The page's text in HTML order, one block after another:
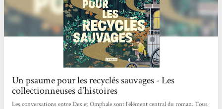
Un psaume pour les recyclés sauvages - Les
collectionneuses d'histoires
Les conversations entre Dex et Omphale sont l’élément central du roman. Tous